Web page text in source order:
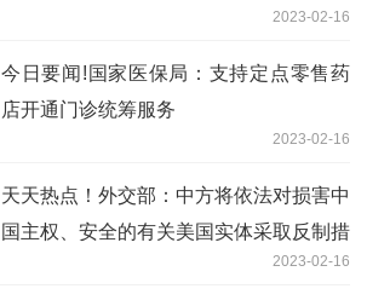
2023-02-16
今日要闻!国家医保局：支持定点零售药
店开通门诊统筹服务
2023-02-16
天天热点！外交部：中方将依法对损害中
国主权、安全的有关美国实体采取反制措
2023-02-16